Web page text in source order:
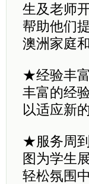
生及老师
帮助他们
澳洲家庭
★经验丰
丰富的经
以适应新
★服务周
图为学生
轻松氛围